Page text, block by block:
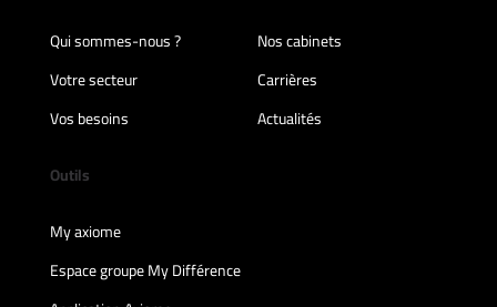
Qui sommes-nous ?
Nos cabinets
Votre secteur
Carrières
Vos besoins
Actualités
Outils
My axiome
Espace groupe My Différence